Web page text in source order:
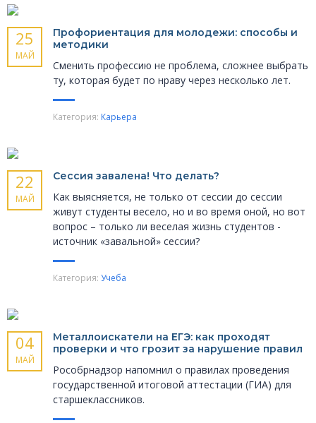
25
МАЙ
Профориентация для молодежи: способы и
методики
Сменить профессию не проблема, сложнее выбрать
ту, которая будет по нраву через несколько лет.
Категория: Карьера
22
МАЙ
Сессия завалена! Что делать?
Как выясняется, не только от сессии до сессии
живут студенты весело, но и во время оной, но вот
вопрос – только ли веселая жизнь студентов -
источник «завальной» сессии?
Категория: Учеба
04
МАЙ
Металлоискатели на ЕГЭ: как проходят
проверки и что грозит за нарушение правил
Рособрнадзор напомнил о правилах проведения
государственной итоговой аттестации (ГИА) для
старшеклассников.